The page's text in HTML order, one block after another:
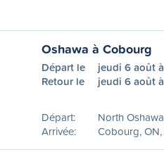
Oshawa à Cobourg
Départ le
jeudi 6 août
Retour le
jeudi 6 août
Départ:
North Oshawa
Arrivée:
Cobourg,